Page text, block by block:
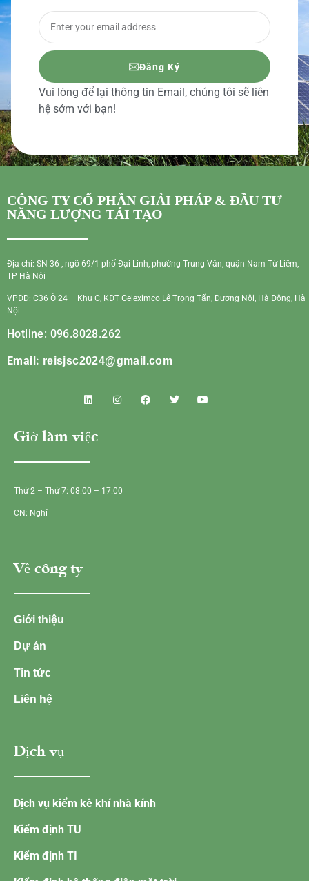
Đăng Ký
Vui lòng để lại thông tin Email, chúng tôi sẽ liên
hệ sớm với bạn!
CÔNG TY CỔ PHẦN GIẢI PHÁP & ĐẦU TƯ
NĂNG LƯỢNG TÁI TẠO
Địa chỉ: SN 36 , ngõ 69/1 phố Đại Linh, phường Trung Văn, quận Nam Từ Liêm,
TP Hà Nội
VPĐD: C36 Ô 24 – Khu C, KĐT Geleximco Lê Trọng Tấn, Dương Nội, Hà Đông, Hà
Nội
Hotline: 096.8028.262
Email: reisjsc2024@gmail.com
Giờ làm việc
Thứ 2 – Thứ 7: 08.00 – 17.00
CN: Nghỉ
Về công ty
Giới thiệu
Dự án
Tin tức
Liên hệ
Dịch vụ
Dịch vụ kiểm kê khí nhà kính
Kiểm định TU
Kiểm định TI